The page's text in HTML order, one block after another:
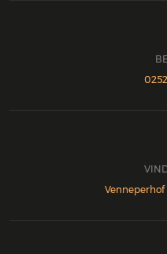
Venneperhof